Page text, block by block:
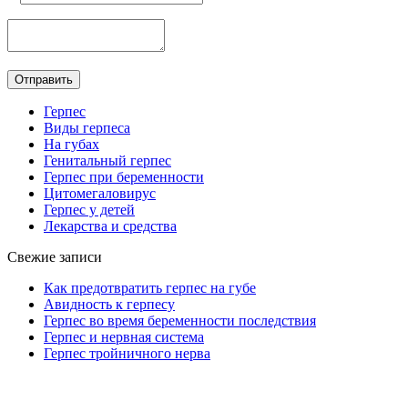
Герпес
Виды герпеса
На губах
Генитальный герпес
Герпес при беременности
Цитомегаловирус
Герпес у детей
Лекарства и средства
Свежие записи
Как предотвратить герпес на губе
Авидность к герпесу
Герпес во время беременности последствия
Герпес и нервная система
Герпес тройничного нерва